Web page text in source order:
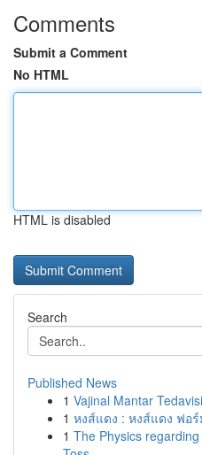
Comments
Submit a Comment
No HTML
HTML is disabled
Search
Published News
1 Vajinal Mantar
1 หงส์แดง : หงส์แดง ฟอ
1 The Physics